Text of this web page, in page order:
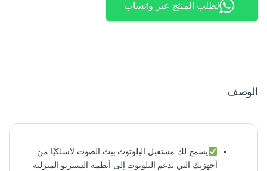
لطلب المنتج عبر واتساب
الوصف
يسمح لك مستقبل البلوتوث ببث الصوت لاسلكيًا من
أجهزتك التي تدعم البلوتوث إلى أنظمة الستيريو المنزلية